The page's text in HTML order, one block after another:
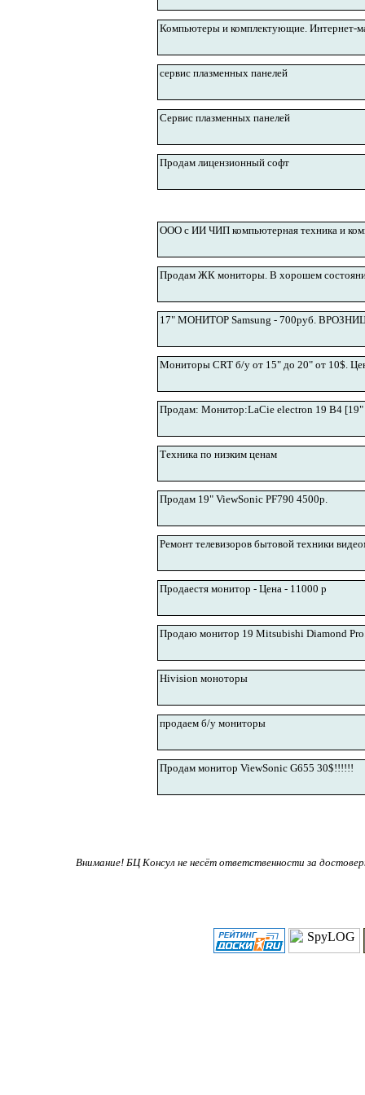
Компьютеры и комплектующие. Интернет-
сервис плазменных панелей
Сервис плазменных панелей
Продам лицензионный софт
ООО с ИИ ЧИП компьютерная техника и
Продам ЖК мониторы. В хорошем
17" МОНИТОР Samsung - 700руб.
Мониторы CRT б/у от 15" до 20" от 10$.
Продам: Монитор:LaCie electron 19 B4 [19"
Техника по низким ценам
Продам 19" ViewSonic PF790 4500р.
Ремонт телевизоров бытовой техники
Продаестя монитор - Цена - 11000 р
Продаю монитор 19 Mitsubishi Diamond
Hivision моноторы
продаем б/у мониторы
Продам монитор ViewSonic G655 30$!!!!!!
Внимание! БЦ Консул не несёт ответственности за